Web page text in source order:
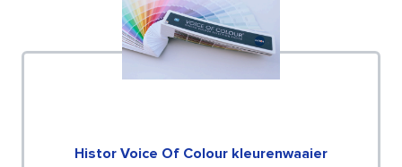
Histor Voice Of Colour kleurenwaaier